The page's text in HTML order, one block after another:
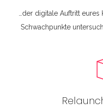
…der digitale Auftritt
Schwachpunkte